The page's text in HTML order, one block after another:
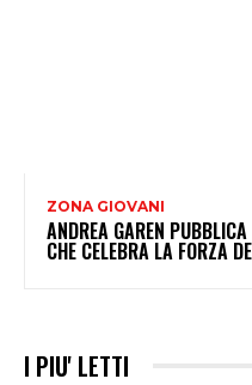
ZONA GIOVANI
ANDREA GAREN
CHE CELEBRA LA FORZA
I PIU' LETTI